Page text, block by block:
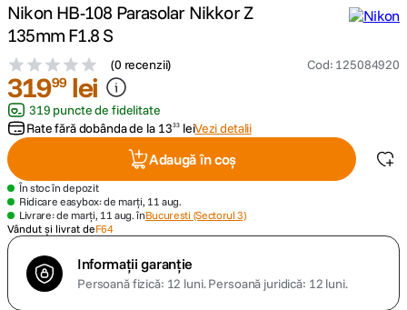
trepied telefon
4. peak design
5. canon sx740 hs
7. card memorie
ulanzi
9 . insta 360
Nikon HB-108 Parasolar Nikkor Z
135mm F1.8 S
(0 recenzii) Cod: 125084920
31999 lei
319 puncte de fidelitate
Rate fără dobânda de la 1333 leiVezi detalii
Adaugă în coș
În stoc în depozit
Ridicare easybox: de marți, 11 aug.
Livrare: de marți, 11 aug. înBucuresti (Sectorul 3)
Vândut și livrat deF64
Informații garanție
Persoană fizică: 12 luni.Persoană juridică: 12 luni.